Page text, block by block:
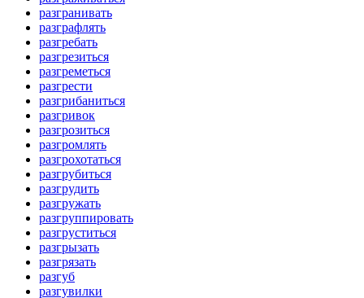
разгранивать
разграфлять
разгребать
разгрезиться
разгреметься
разгрести
разгрибаниться
разгривок
разгрозиться
разгромлять
разгрохотаться
разгрубиться
разгрудить
разгружать
разгруппировать
разгруститься
разгрызать
разгрязать
разгуб
разгувилки